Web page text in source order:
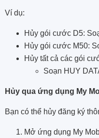
Ví dụ:
Hủy gói cước D5:
Hủy gói cước M50:
Hủy tất cả các gói
Soạn HUY
Hủy qua ứng dụng My
Bạn có thể hủy đăng ký
Mở ứng dụng My